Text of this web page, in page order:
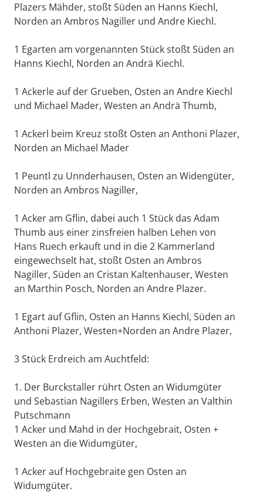
Plazers Mähder, stoßt Süden an Hanns Kiechl,
Norden an Ambros Nagiller und Andre Kiechl.
1 Egarten am vorgenannten Stück stoßt Süden an
Hanns Kiechl, Norden an Andrä Kiechl.
1 Ackerle auf der Grueben, Osten an Andre Kiechl
und Michael Mader, Westen an Andrä Thumb,
1 Ackerl beim Kreuz stoßt Osten an Anthoni Plazer,
Norden an Michael Mader
1 Peuntl zu Unnderhausen, Osten an Widengüter,
Norden an Ambros Nagiller,
1 Acker am Gflin, dabei auch 1 Stück das Adam
Thumb aus einer zinsfreien halben Lehen von
Hans Ruech erkauft und in die 2 Kammerland
eingewechselt hat, stoßt Osten an Ambros
Nagiller, Süden an Cristan Kaltenhauser, Westen
an Marthin Posch, Norden an Andre Plazer.
1 Egart auf Gflin, Osten an Hanns Kiechl, Süden an
Anthoni Plazer, Westen+Norden an Andre Plazer,
3 Stück Erdreich am Auchtfeld:
1. Der Burckstaller rührt Osten an Widumgüter
und Sebastian Nagillers Erben, Westen an Valthin
Putschmann
1 Acker und Mahd in der Hochgebrait, Osten +
Westen an die Widumgüter,
1 Acker auf Hochgebraite gen Osten an
Widumgüter.